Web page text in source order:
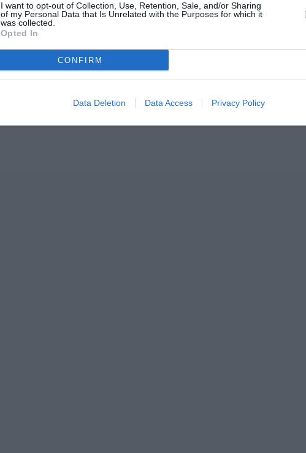
I want to opt-out of Collection, Use, Retention, Sale, and/or Sharing
of my Personal Data that Is Unrelated with the Purposes for which it
was collected.
Opted In
CONFIRM
Data Deletion Data Access Privacy Policy